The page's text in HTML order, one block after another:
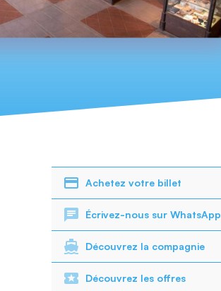
Achetez votre billet
Écrivez-nous sur WhatsApp
Découvrez la compagnie
Découvrez les offres